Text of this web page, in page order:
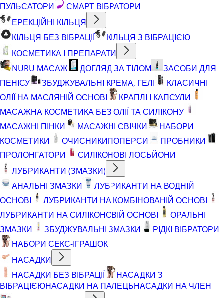
ПУЛЬСАТОРИ
СМАРТ ВІБРАТОРИ
ЕРЕКЦІЙНІ КІЛЬЦЯ
КІЛЬЦЯ БЕЗ ВІБРАЦІЇ
КІЛЬЦЯ З ВІБРАЦІЄЮ
КОСМЕТИКА І ПРЕПАРАТИ
NURU МАСАЖ
ДОГЛЯД ЗА ТІЛОМ
ЗАСОБИ ДЛЯ
ПЕНІСУ
ЗБУДЖУВАЛЬНІ КРЕМА, ГЕЛІ
КЛАСИЧНІ
ОЛІЇ НА МАСЛЯНІЙ ОСНОВІ
КРАПЛІ І КАПСУЛИ
МАСАЖНА КОСМЕТИКА БЕЗ ОЛІЇ ТА СИЛІКОНУ
МАСАЖНІ ПІНКИ
МАСАЖНІ СВІЧКИ
НАБОРИ
КОСМЕТИКИ
ОЧИСНИКИПОПЕРСИ
ПРОБНИКИ
ПРОЛОНГАТОРИ
СИЛІКОНОВІ ЛОСЬЙОНИ
ЛУБРИКАНТИ (ЗМАЗКИ)
АНАЛЬНІ ЗМАЗКИ
ЛУБРИКАНТИ НА ВОДНІЙ
ОСНОВІ
ЛУБРИКАНТИ НА КОМБІНОВАНІЙ ОСНОВІ
ЛУБРИКАНТИ НА СИЛІКОНОВІЙ ОСНОВІ
ОРАЛЬНІ
ЗМАЗКИ
ЗБУДЖУВАЛЬНІ ЗМАЗКИ
РІДКІ ВІБРАТОРИ
НАБОРИ СЕКС-ІГРАШОК
НАСАДКИ
НАСАДКИ БЕЗ ВІБРАЦІЇ
НАСАДКИ З
ВІБРАЦІЄЮНАСАДКИ НА ПАЛЕЦЬНАСАДКИ НА ЧЛЕН